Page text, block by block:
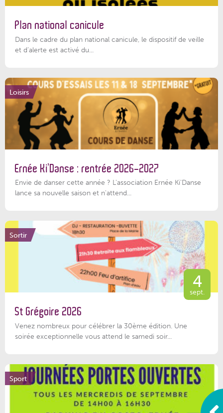
Plan national canicule
Dans le cadre du plan national canicule, le dispositif de veille
et d’alerte est activé du...
Loisirs
Ernée Ki’Danse : rentrée 2026-2027
Envie de danser cette année ? L'association Ernée Ki'Danse
lance sa nouvelle saison et n'attend...
Sortir
4
sept.
St Grégoire 2026
Venez nombreux pour célébrer la 30ème édition. Une
soirée exceptionnelle vous attend le samedi soir...
Sport